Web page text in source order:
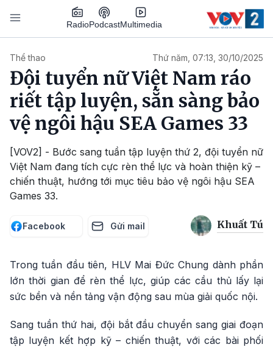
Nhảy đến nội dung
RadioPodcastMultimedia
Thể thao Thứ năm, 07:13, 30/10/2025
Đội tuyển nữ Việt Nam ráo
riết tập luyện, sẵn sàng bảo
vệ ngôi hậu SEA Games 33
[VOV2] - Bước sang tuần tập luyện thứ 2, đội tuyển nữ
Việt Nam đang tích cực rèn thể lực và hoàn thiện kỹ –
chiến thuật, hướng tới mục tiêu bảo vệ ngôi hậu SEA
Games 33.
Facebook Gửi mail Khuất Tú
Trong tuần đầu tiên, HLV Mai Đức Chung dành phần
lớn thời gian để rèn thể lực, giúp các cầu thủ lấy lại
sức bền và nền tảng vận động sau mùa giải quốc nội.
Sang tuần thứ hai, đội bắt đầu chuyển sang giai đoạn
tập luyện kết hợp kỹ – chiến thuật, với các bài phối